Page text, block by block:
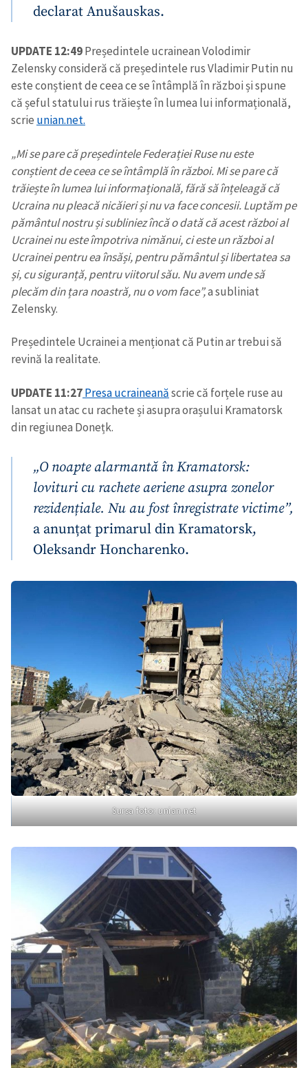
declarat Anušauskas.
UPDATE 12:49Președintele ucrainean Volodimir
Zelensky consideră că președintele rus Vladimir Putin nu
este conștient de ceea ce se întâmplă în război și spune
că șeful statului rus trăiește în lumea lui informațională,
scrie unian.net.
„Mi se pare că președintele Federației Ruse nu este
conștient de ceea ce se întâmplă în război. Mi se pare că
trăiește în lumea lui informațională, fără să înțeleagă că
Ucraina nu pleacă nicăieri și nu va face concesii. Luptăm pe
pământul nostru și subliniez încă o dată că acest război al
Ucrainei nu este împotriva nimănui, ci este un război al
Ucrainei pentru ea însăși, pentru pământul și libertatea sa
și, cu siguranță, pentru viitorul său. Nu avem unde să
plecăm din țara noastră, nu o vom face”,a subliniat
Zelensky.
Președintele Ucrainei a menționat că Putin ar trebui să
revină la realitate.
UPDATE 11:27Presa ucraineanăscrie că forțele ruse au
lansat un atac cu rachete și asupra orașului Kramatorsk
din regiunea Donețk.
„O noapte alarmantă în Kramatorsk:
lovituri cu rachete aeriene asupra zonelor
rezidențiale. Nu au fost înregistrate victime”,
a anunțat primarul din Kramatorsk,
Oleksandr Honcharenko.
Sursa foto: unian.net